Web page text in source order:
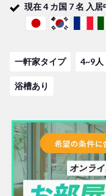
であり、歴史的な名
アートとカフェの街
春の桜を楽しむには
桜の景色がハウスの
切り楽しんでくださ
【小規模ハウスの強
ボーダレスハウス菊
現在4 カ国 7名 入居
一軒家タイプ 4~9人
浴槽あり